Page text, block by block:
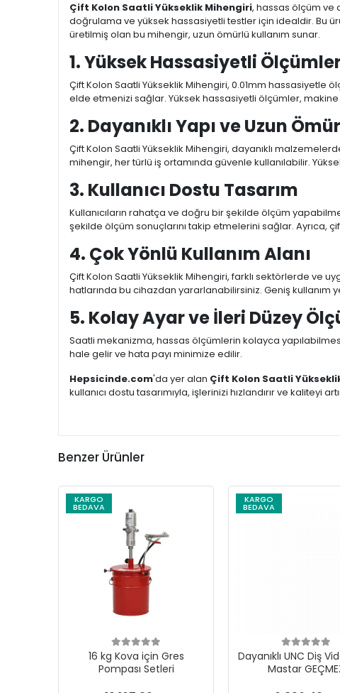
Çift Kolon Saatli Yükseklik Mihengiri, hassas ölçüm ve
doğrulama ve yüksek hassasiyetli testler için idealdir. Bu
üretilmiş olan bu mihengir, uzun ömürlü kullanım sunar.
1. Yüksek Hassasiyetli
Çift Kolon Saatli Yükseklik Mihengiri, 0.01mm
elde etmenizi sağlar. Yüksek hassasiyetli ölçümler,
2. Dayanıklı Yapı ve Uzun
Çift Kolon Saatli Yükseklik Mihengiri, dayanıklı
mihengir, her türlü iş ortamında güvenle kullanılabilir.
3. Kullanıcı Dostu Tasarım
Kullanıcıların rahatça ve doğru bir şekilde ölçüm
şekilde ölçüm sonuçlarını takip etmelerini sağlar. Ayrıca,
4. Çok Yönlü Kullanım Alanı
Çift Kolon Saatli Yükseklik Mihengiri, farklı sektörlerde ve
hatlarında bu cihazdan yararlanabilirsiniz. Geniş
5. Kolay Ayar ve İleri Düzey
Saatli mekanizma, hassas ölçümlerin kolayca
hale gelir ve hata payı minimize edilir.
Hepsicinde.com'da yer alan Çift Kolon Saatli
kullanıcı dostu tasarımıyla, işlerinizi hızlandırır ve kaliteyi
Benzer Ürünler
KARGO
BEDAVA
16 kg Kova için Gres
Pompası Setleri
KARGO
BEDAVA
Dayanıklı UNC Diş
Mastar